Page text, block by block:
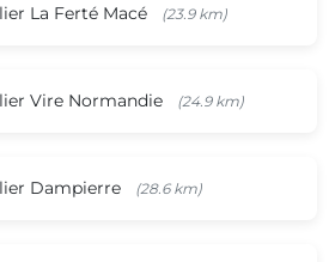
La Ferté Macé (23.9 km)
Vire Normandie (24.9 km)
Dampierre (28.6 km)